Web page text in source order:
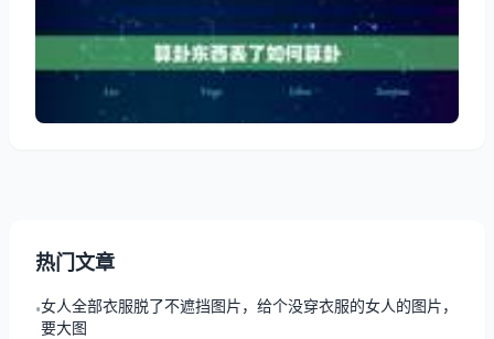
的线索，甚至是找回失物。在本文中，我们将分享如何
通过卜卦算出丢失物品的位置和如何找回它们。 首
先，我们需要明确一点，就是如果丢失的物品并非个人
物品，比如真正的价值物品或钱财等，那么最好不要尝
试算卦找回
热门文章
•女人全部衣服脱了不遮挡图片，给个没穿衣服的女人的图片，
要大图